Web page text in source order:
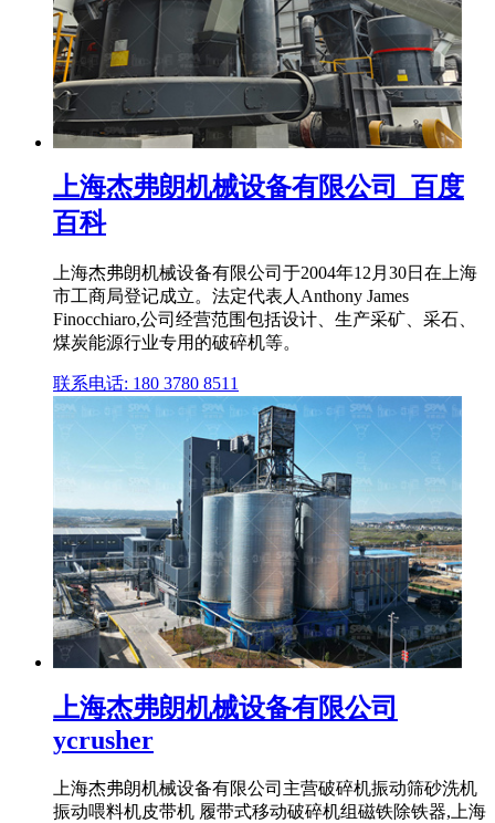
上海杰弗朗机械设备有限公司_百度
百科
上海杰弗朗机械设备有限公司于2004年12月30日在上海
市工商局登记成立。法定代表人Anthony James
Finocchiaro,公司经营范围包括设计、生产采矿、采石、
煤炭能源行业专用的破碎机等。
联系电话: 180 3780 8511
上海杰弗朗机械设备有限公司
ycrusher
上海杰弗朗机械设备有限公司主营破碎机振动筛砂洗机
振动喂料机皮带机 履带式移动破碎机组磁铁除铁器,上海